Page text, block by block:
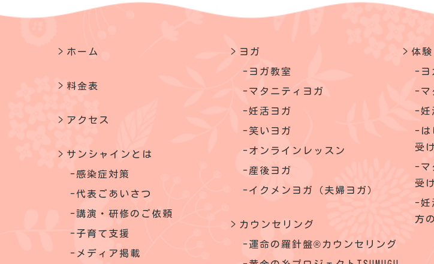
ホーム
料金表
アクセス
サンシャインとは
感染症対策
代表ごあいさつ
講演・研修のご依頼
子育て支援
メディア掲載
ヨガ
ヨガ教室
マタニティヨガ
妊活ヨガ
笑いヨガ
オンラインレッスン
産後ヨガ
イクメンヨガ（夫婦ヨガ）
カウンセリング
運命の羅針盤®カウンセリング
体
マ
妊
受
マ
受
妊
方